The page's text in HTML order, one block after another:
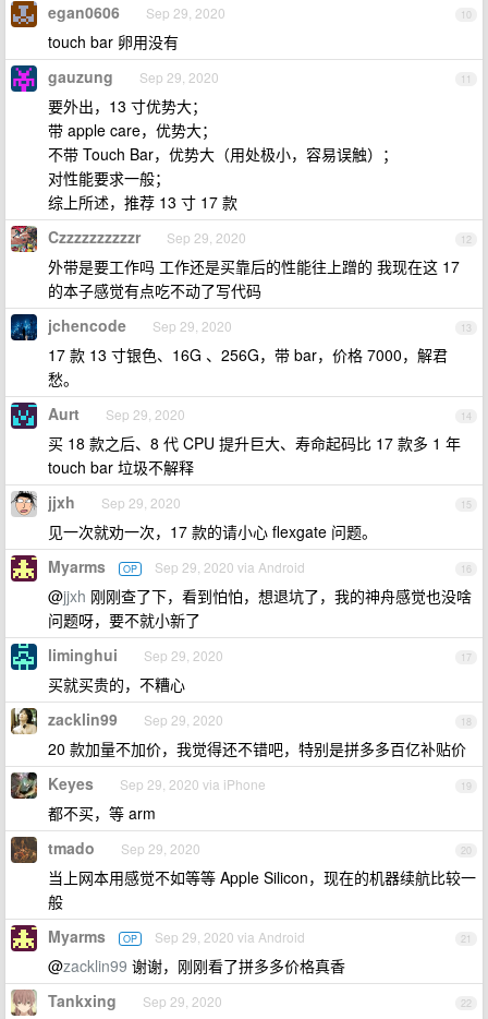
10
egan0606 Sep 29, 2020
touch bar 卵用没有
11
gauzung Sep 29, 2020
要外出，13 寸优势大；
带 apple care，优势大；
不带 Touch Bar，优势大（用处极小，容易误触）；
对性能要求一般；
综上所述，推荐 13 寸 17 款
12
Czzzzzzzzzzr Sep 29, 2020
外带是要工作吗 工作还是买靠后的性能往上蹭的 我现在这 17
的本子感觉有点吃不动了写代码
13
jchencode Sep 29, 2020
17 款 13 寸银色、16G 、256G，带 bar，价格 7000，解君
愁。
14
Aurt Sep 29, 2020
买 18 款之后、8 代 CPU 提升巨大、寿命起码比 17 款多 1 年
touch bar 垃圾不解释
15
jjxh Sep 29, 2020
见一次就劝一次，17 款的请小心 flexgate 问题。
16
Myarms OP Sep 29, 2020 via Android
@jjxh 刚刚查了下，看到怕怕，想退坑了，我的神舟感觉也没啥
问题呀，要不就小新了
17
liminghui Sep 29, 2020
买就买贵的，不糟心
18
zacklin99 Sep 29, 2020
20 款加量不加价，我觉得还不错吧，特别是拼多多百亿补贴价
19
Keyes Sep 29, 2020 via iPhone
都不买，等 arm
20
tmado Sep 29, 2020
当上网本用感觉不如等等 Apple Silicon，现在的机器续航比较一
般
21
Myarms OP Sep 29, 2020 via Android
@zacklin99 谢谢，刚刚看了拼多多价格真香
22
Tankxing Sep 29, 2020